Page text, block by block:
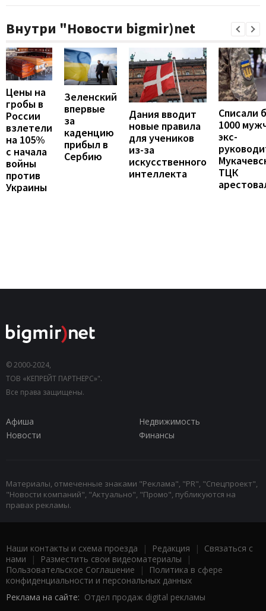
Внутри "Новости bigmir)net
Цены на
гробы в
России
взлетели
на 105%
с начала
войны
против
Украины
Зеленский
впервые
за
каденцию
прибыл в
Сербию
Дания вводит
новые правила
для учеников
из-за
искусственного
интеллекта
Списали
1000
экс-
ТЦК
© 2000-2024,
ТОВ «КЕПРЕЙТ ПАРТНЕРС»".
Все права защищены.
Афиша
Недвижимость
Новости
Финансы
Материалы, отмеченные знаками "Реклама", "PR", "Спецпроект",
"Новости компаний", "Актуально", "Промо", публикуются на
правах рекламы.
Наши контакты и схема проезда | Редакция | Связаться с
нами | Разместить свои видеоматериалы |
Пользовательское Соглашение |
Политика в сфере
конфиденциальности и персональных данных
Реклама на сайте: Отдел продаж digital рекламы